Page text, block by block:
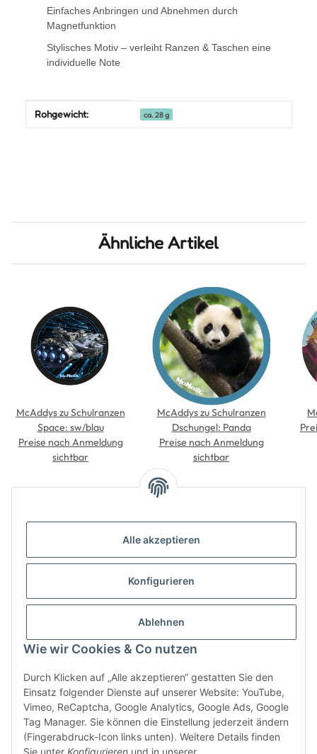
Alle akzeptieren
Konfigurieren
Ablehnen
Wie wir Cookies & Co nutzen
Durch Klicken auf „Alle akzeptieren“ gestatten Sie den
Einsatz folgender Dienste auf unserer Website: YouTube,
Vimeo, ReCaptcha, Google Analytics, Google Ads, Google
Tag Manager. Sie können die Einstellung jederzeit ändern
(Fingerabdruck-Icon links unten). Weitere Details finden
Sie unter Konfigurieren und in unserer
Einfaches Anbringen und Abnehmen durch
Magnetfunktion
Stylisches Motiv – verleiht Ranzen & Taschen eine
individuelle Note
Produkteigenschaft
Wert
Rohgewicht: ca. 28 g
Ähnliche Artikel
McAddys zu Schulranzen
Space: sw/blau
Preise nach Anmeldung
sichtbar
McAddys zu Schulranzen
Dschungel: Panda
Preise nach Anmeldung
sichtbar
Informationen
Gesetzliche Informationen
* Alle Preise zzgl. gesetzlicher USt., zzgl.Versand